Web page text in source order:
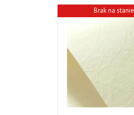
Brak na stanie